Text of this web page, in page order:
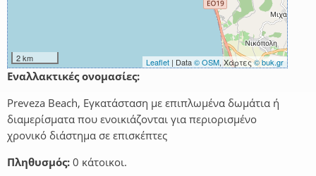
2 km Leaflet | Data© OSM, Χάρτες© buk.gr
Εναλλακτικές ονομασίες:
Preveza Beach, Εγκατάσταση με επιπλωμένα δωμάτια ή
διαμερίσματα που ενοικιάζονται για περιορισμένο
χρονικό διάστημα σε επισκέπτες
Πληθυσμός: 0 κάτοικοι.